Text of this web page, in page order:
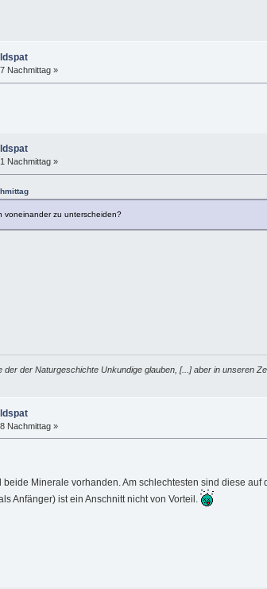
Nachmittag »
Nachmittag »
voneinander zu unterscheiden?
der der Naturgeschichte Unkundige glauben, [...] aber in unseren
Nachmittag »
Minerale vorhanden. Am schlechtesten sind diese
Anfänger) ist ein Anschnitt nicht von Vorteil.